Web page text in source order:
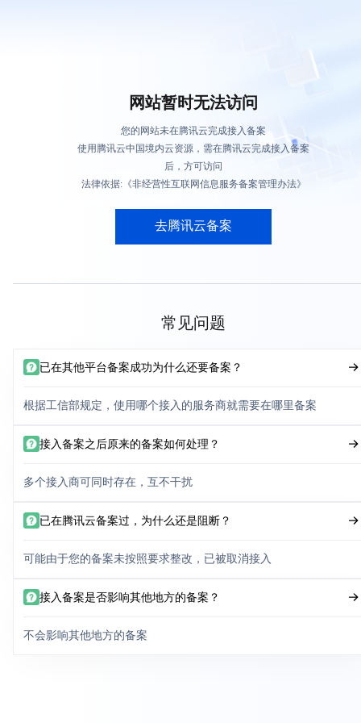
网站暂时无法访问
您的网站未在腾讯云完成接入备案
使用腾讯云中国境内云资源，需在腾讯云完成接入备案
后，方可访问
法律依据:《非经营性互联网信息服务备案管理办法》
去腾讯云备案
常见问题
已在其他平台备案成功为什么还要备案？
根据工信部规定，使用哪个接入的服务商就需要在哪里备案
接入备案之后原来的备案如何处理？
多个接入商可同时存在，互不干扰
已在腾讯云备案过，为什么还是阻断？
可能由于您的备案未按照要求整改，已被取消接入
接入备案是否影响其他地方的备案？
不会影响其他地方的备案